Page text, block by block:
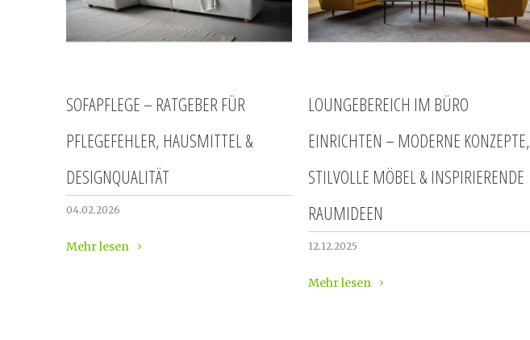
SOFAPFLEGE – RATGEBER FÜR
PFLEGEFEHLER, HAUSMITTEL &
DESIGNQUALITÄT
04.02.2026
Mehr lesen
LOUNGEBEREICH IM BÜRO
EINRICHTEN – MODERNE KONZEPTE,
STILVOLLE MÖBEL & INSPIRIERENDE
RAUMIDEEN
12.12.2025
Mehr lesen